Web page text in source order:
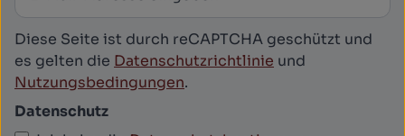
Diese Seite ist durch reCAPTCHA geschützt und
es gelten die Datenschutzrichtlinie und
Nutzungsbedingungen.
Datenschutz